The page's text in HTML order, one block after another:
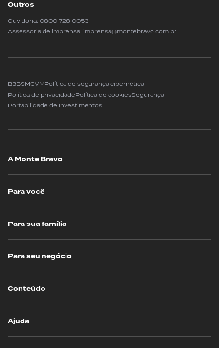
Outros
Ouvidoria: 0800 728 0053
Assessoria de imprensa imprensa@montebravo.com.br
B3BSMCVMPolítica de segurança cibernética
Política de privacidadePolítica de cookiesSegurança
Portabilidade de Investimentos
A Monte Bravo
Para você
Para sua família
Para seu negócio
Conteúdo
Ajuda